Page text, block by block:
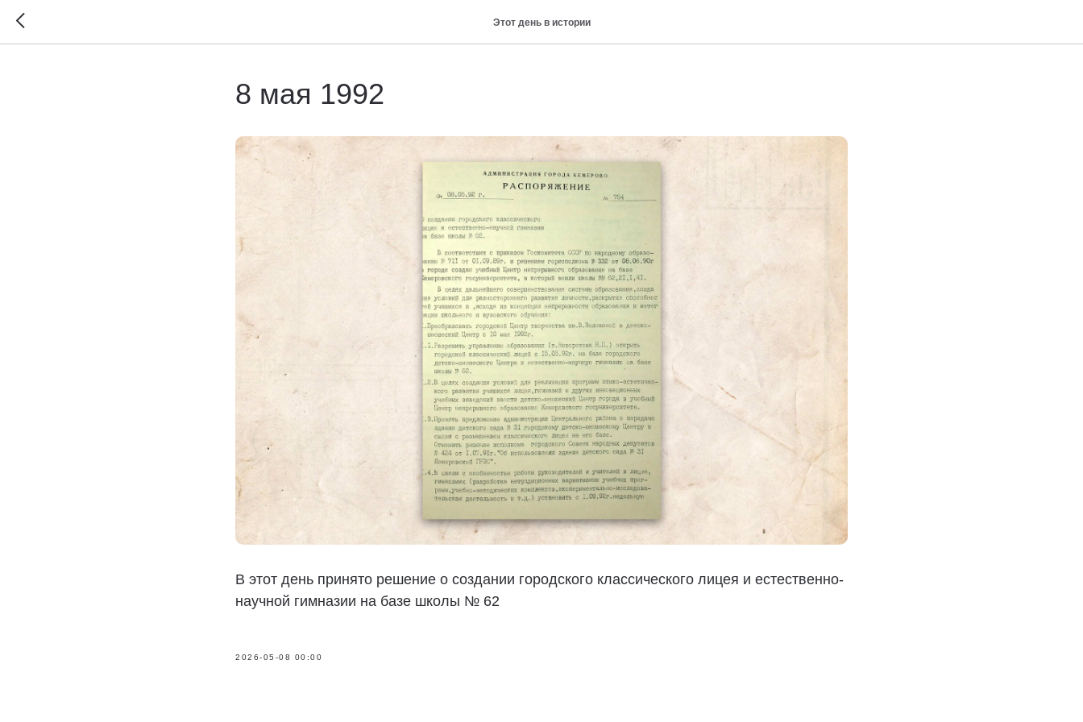
Этот день в истории
8 мая 1992
В этот день принято решение о создании городского классического лицея и естественно-
научной гимназии на базе школы № 62
2026-05-08 00:00